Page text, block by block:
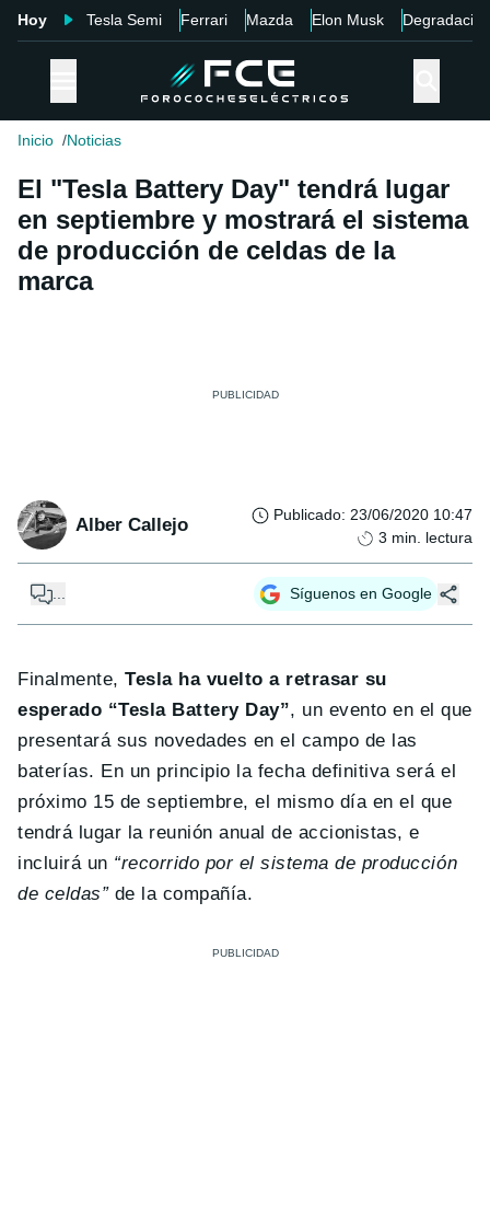
Hoy Tesla Semi Ferrari Mazda Elon Musk Degradación
Inicio Noticias
El "Tesla Battery Day" tendrá lugar
en septiembre y mostrará el sistema
de producción de celdas de la
marca
Alber Callejo Publicado: 23/06/2020 10:47
3 min. lectura
... Síguenos en Google
Finalmente,Tesla ha vuelto a retrasar su
esperado “Tesla Battery Day”, un evento en el que
presentará sus novedades en el campo de las
baterías. En un principio la fecha definitiva será el
próximo 15 de septiembre, el mismo día en el que
tendrá lugar la reunión anual de accionistas, e
incluirá un “recorrido por el sistema de producción
de celdas”de la compañía.